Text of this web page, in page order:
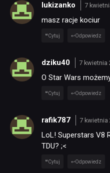
lukizanko 7
masz racje kociur
Cytuj Odpowiedz
dziku40 7 kwietnia
O Star Wars
Cytuj Odpowiedz
rafik787 7 kwietnia
LoL! Superstars V8
TDU? ;<
Cytuj Odpowiedz